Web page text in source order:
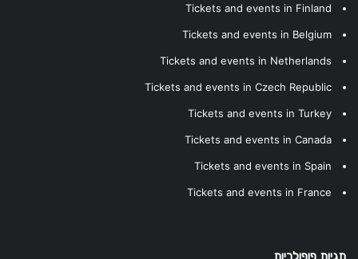
Tickets and events in Finland
Tickets and events in Belgium
Tickets and events in Netherlands
Tickets and events in Czech Republic
Tickets and events in Turkey
Tickets and events in Canada
Tickets and events in Spain
Tickets and events in France